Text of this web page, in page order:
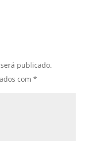
publicado.
com *